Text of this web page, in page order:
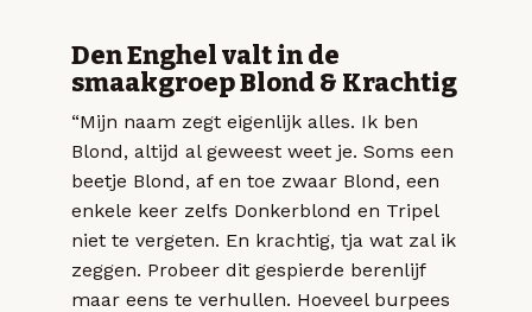
Den Enghel valt in de
smaakgroep Blond & Krachtig
“Mijn naam zegt eigenlijk alles. Ik ben
Blond, altijd al geweest weet je. Soms een
beetje Blond, af en toe zwaar Blond, een
enkele keer zelfs Donkerblond en Tripel
niet te vergeten. En krachtig, tja wat zal ik
zeggen. Probeer dit gespierde berenlijf
maar eens te verhullen. Hoeveel burpees